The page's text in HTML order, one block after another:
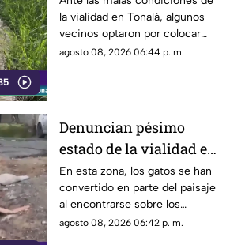
la vialidad en Tonalá, algunos
vecinos optaron por colocar
una llanta como señalamiento
agosto 08, 2026 06:44 p. m.
Denuncian pésimo
estado de la vialidad en
Privada Pedrera y
Barrancones
En esta zona, los gatos se han
convertido en parte del paisaje
al encontrarse sobre los
techos y las puertas de las
agosto 08, 2026 06:42 p. m.